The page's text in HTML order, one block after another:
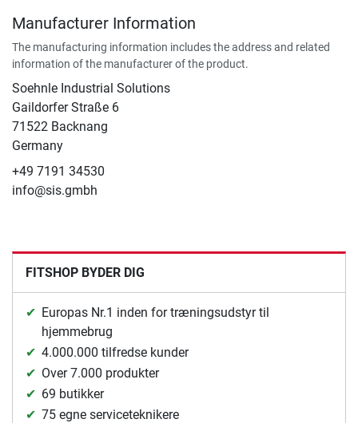
Manufacturer Information
The manufacturing information includes the address and related
information of the manufacturer of the product.
Soehnle Industrial Solutions
Gaildorfer Straße 6
71522 Backnang
Germany
+49 7191 34530
info@sis.gmbh
FITSHOP BYDER DIG
Europas Nr.1 inden for træningsudstyr til
hjemmebrug
4.000.000 tilfredse kunder
Over 7.000 produkter
69 butikker
75 egne serviceteknikere